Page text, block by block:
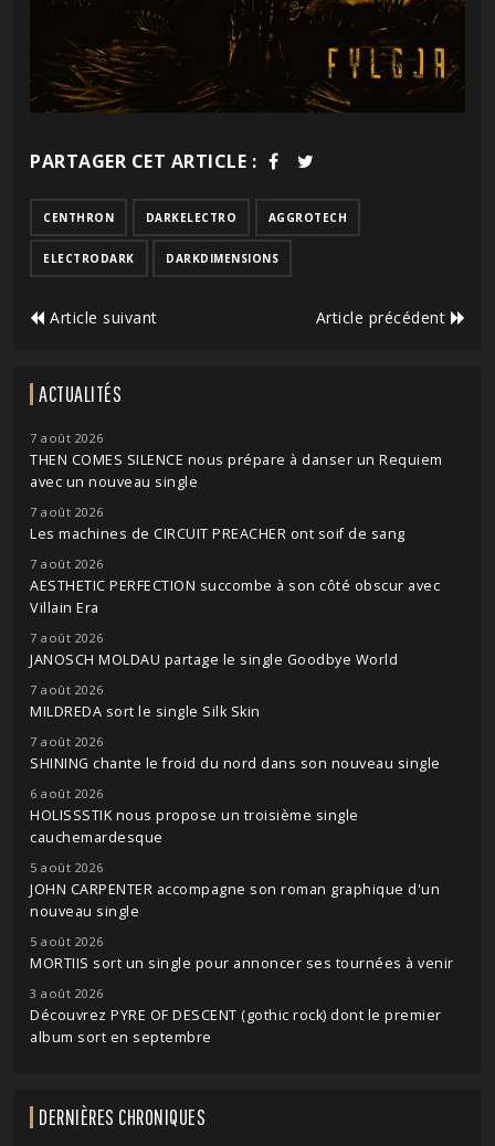
PARTAGER CET ARTICLE :
CENTHRON DARKELECTRO AGGROTECH
ELECTRODARK DARKDIMENSIONS
Article suivant Article précédent
ACTUALITÉS
7 août 2026
THEN COMES SILENCE nous prépare à danser un Requiem
avec un nouveau single
7 août 2026
Les machines de CIRCUIT PREACHER ont soif de sang
7 août 2026
AESTHETIC PERFECTION succombe à son côté obscur avec
Villain Era
7 août 2026
JANOSCH MOLDAU partage le single Goodbye World
7 août 2026
MILDREDA sort le single Silk Skin
7 août 2026
SHINING chante le froid du nord dans son nouveau single
6 août 2026
HOLISSSTIK nous propose un troisième single
cauchemardesque
5 août 2026
JOHN CARPENTER accompagne son roman graphique d'un
nouveau single
5 août 2026
MORTIIS sort un single pour annoncer ses tournées à venir
3 août 2026
Découvrez PYRE OF DESCENT (gothic rock) dont le premier
album sort en septembre
DERNIÈRES CHRONIQUES